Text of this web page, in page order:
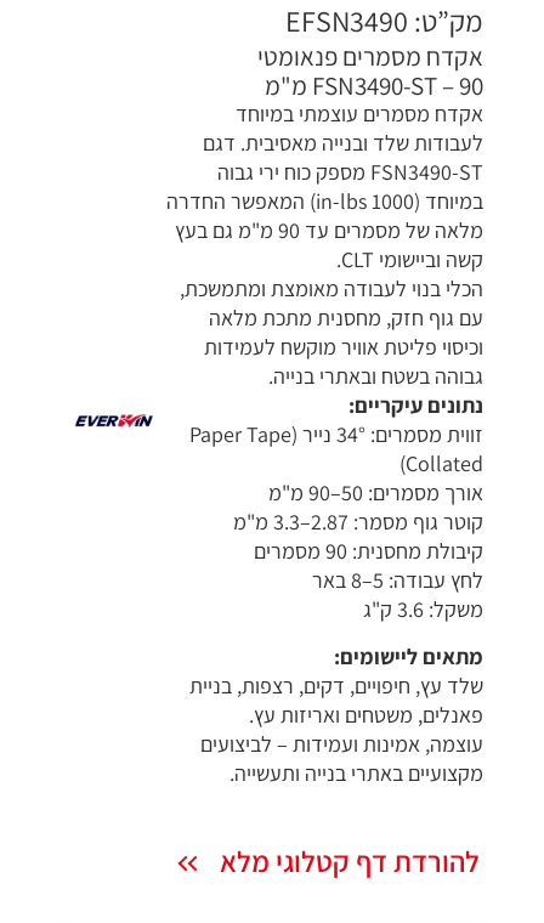
מק”ט: EFSN3490
אקדח מסמרים פנאומטי
FSN3490-ST – 90 מ"מ
אקדח מסמרים עוצמתי במיוחד
לעבודות שלד ובנייה מאסיבית. דגם
FSN3490-ST מספק כוח ירי גבוה
במיוחד (1000 in-lbs) המאפשר החדרה
מלאה של מסמרים עד 90 מ"מ גם בעץ
קשה וביישומי CLT.
הכלי בנוי לעבודה מאומצת ומתמשכת,
עם גוף חזק, מחסנית מתכת מלאה
וכיסוי פליטת אוויר מוקשח לעמידות
גבוהה בשטח ובאתרי בנייה.
נתונים עיקריים:
זווית מסמרים: 34° נייר (Paper Tape
Collated)
אורך מסמרים: 50–90 מ"מ
קוטר גוף מסמר: 2.87–3.3 מ"מ
קיבולת מחסנית: 90 מסמרים
לחץ עבודה: 5–8 באר
משקל: 3.6 ק"ג
מתאים ליישומים:
שלד עץ, חיפויים, דקים, רצפות, בניית
פאנלים, משטחים ואריזות עץ.
עוצמה, אמינות ועמידות – לביצועים
מקצועיים באתרי בנייה ותעשייה.
להורדת דף קטלוגי מלא